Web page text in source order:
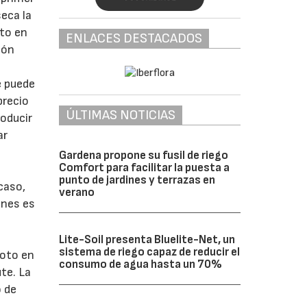
la
en
es
en
La
de
ENLACES DESTACADOS
ÚLTIMAS NOTICIAS
Gardena propone su fusil de riego
Comfort para facilitar la puesta a
punto de jardines y terrazas en
verano
Lite-Soil presenta Bluelite-Net, un
sistema de riego capaz de reducir el
consumo de agua hasta un 70%